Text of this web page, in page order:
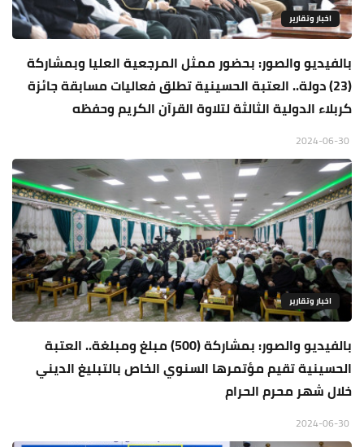
اخبار وتقارير
بالفيديو والصور: بحضور ممثل المرجعية العليا وبمشاركة
(23) دولة.. العتبة الحسينية تطلق فعاليات مسابقة جائزة
كربلاء الدولية الثالثة لتلاوة القرآن الكريم وحفظه
اخبار وتقارير
بالفيديو والصور: بمشاركة (500) مبلغ ومبلغة.. العتبة
الحسينية تقيم مؤتمرها السنوي الخاص بالتبليغ الديني
خلال شهر محرم الحرام